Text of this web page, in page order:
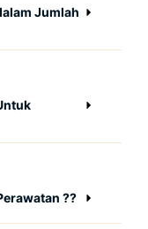
Jumlah
??